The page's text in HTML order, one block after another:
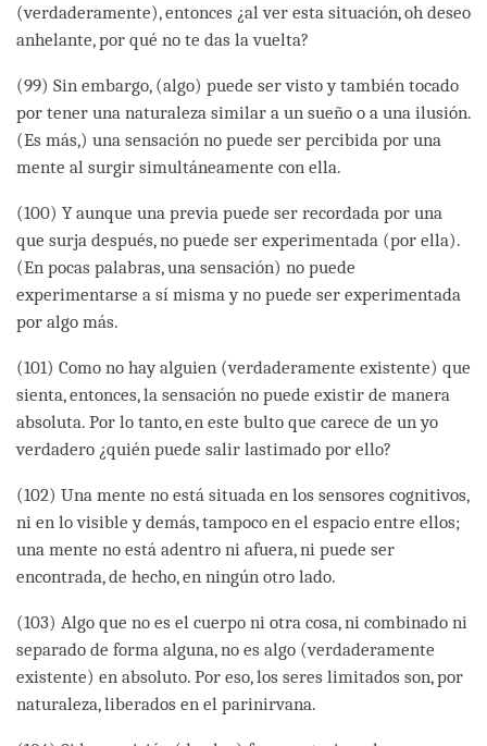
(verdaderamente), entonces ¿al ver esta situación, oh deseo
anhelante, por qué no te das la vuelta?
(99) Sin embargo, (algo) puede ser visto y también tocado
por tener una naturaleza similar a un sueño o a una ilusión.
(Es más,) una sensación no puede ser percibida por una
mente al surgir simultáneamente con ella.
(100) Y aunque una previa puede ser recordada por una
que surja después, no puede ser experimentada (por ella).
(En pocas palabras, una sensación) no puede
experimentarse a sí misma y no puede ser experimentada
por algo más.
(101) Como no hay alguien (verdaderamente existente) que
sienta, entonces, la sensación no puede existir de manera
absoluta. Por lo tanto, en este bulto que carece de un yo
verdadero ¿quién puede salir lastimado por ello?
(102) Una mente no está situada en los sensores cognitivos,
ni en lo visible y demás, tampoco en el espacio entre ellos;
una mente no está adentro ni afuera, ni puede ser
encontrada, de hecho, en ningún otro lado.
(103) Algo que no es el cuerpo ni otra cosa, ni combinado ni
separado de forma alguna, no es algo (verdaderamente
existente) en absoluto. Por eso, los seres limitados son, por
naturaleza, liberados en el parinirvana.